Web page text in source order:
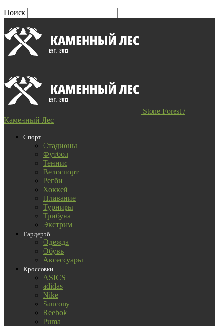
Поиск
Stone Forest /
Каменный Лес
Спорт
Стадионы
Футбол
Теннис
Велоспорт
Регби
Хоккей
Плавание
Турниры
Трибуна
Экстрим
Гардероб
Одежда
Обувь
Аксессуары
Кроссовки
ASICS
adidas
Nike
Saucony
Reebok
Puma